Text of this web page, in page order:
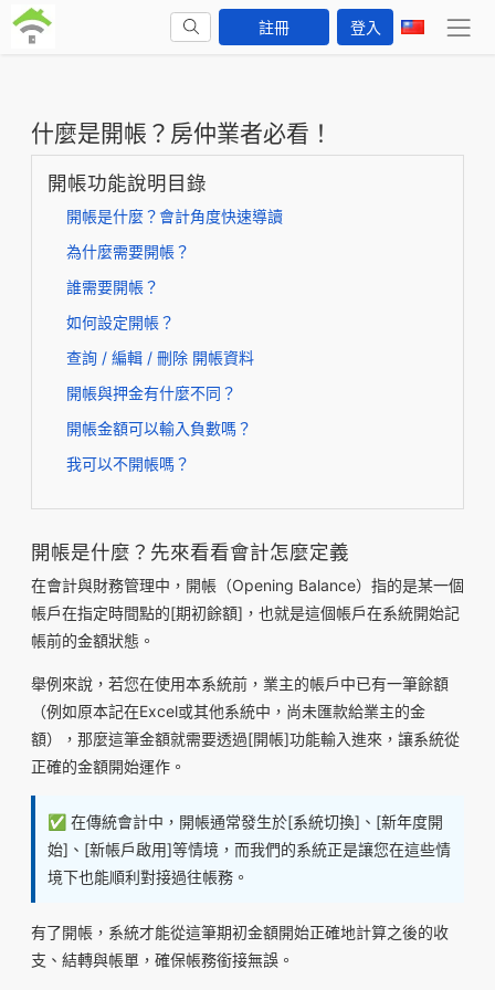
註冊 登入
什麼是開帳？房仲業者必看！
開帳功能說明目錄
開帳是什麼？會計角度快速導讀
為什麼需要開帳？
誰需要開帳？
如何設定開帳？
查詢 / 編輯 / 刪除 開帳資料
開帳與押金有什麼不同？
開帳金額可以輸入負數嗎？
我可以不開帳嗎？
開帳是什麼？先來看看會計怎麼定義
在會計與財務管理中，開帳（Opening Balance）指的是某一個
帳戶在指定時間點的[期初餘額]，也就是這個帳戶在系統開始記
帳前的金額狀態。
舉例來說，若您在使用本系統前，業主的帳戶中已有一筆餘額
（例如原本記在Excel或其他系統中，尚未匯款給業主的金
額），那麼這筆金額就需要透過[開帳]功能輸入進來，讓系統從
正確的金額開始運作。
✅ 在傳統會計中，開帳通常發生於[系統切換]、[新年度開
始]、[新帳戶啟用]等情境，而我們的系統正是讓您在這些情
境下也能順利對接過往帳務。
有了開帳，系統才能從這筆期初金額開始正確地計算之後的收
支、結轉與帳單，確保帳務銜接無誤。